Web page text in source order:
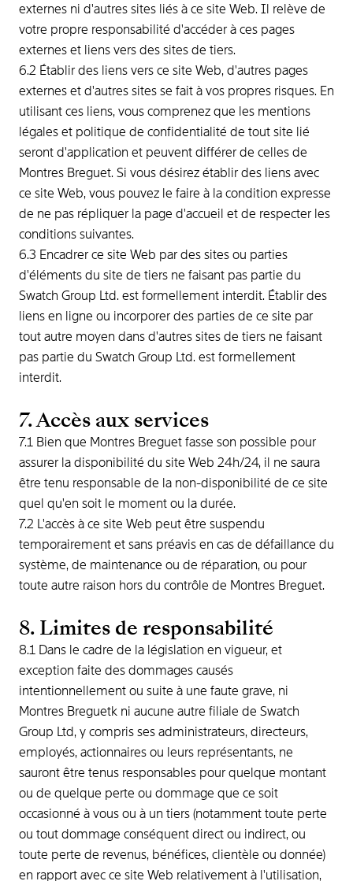
externes ni d'autres sites liés à ce site Web. Il relève de
votre propre responsabilité d'accéder à ces pages
externes et liens vers des sites de tiers.
6.2 Établir des liens vers ce site Web, d'autres pages
externes et d'autres sites se fait à vos propres risques. En
utilisant ces liens, vous comprenez que les mentions
légales et politique de confidentialité de tout site lié
seront d'application et peuvent différer de celles de
Montres Breguet. Si vous désirez établir des liens avec
ce site Web, vous pouvez le faire à la condition expresse
de ne pas répliquer la page d'accueil et de respecter les
conditions suivantes.
6.3 Encadrer ce site Web par des sites ou parties
d'éléments du site de tiers ne faisant pas partie du
Swatch Group Ltd. est formellement interdit. Établir des
liens en ligne ou incorporer des parties de ce site par
tout autre moyen dans d'autres sites de tiers ne faisant
pas partie du Swatch Group Ltd. est formellement
interdit.
7. Accès aux services
7.1 Bien que Montres Breguet fasse son possible pour
assurer la disponibilité du site Web 24h/24, il ne saura
être tenu responsable de la non-disponibilité de ce site
quel qu'en soit le moment ou la durée.
7.2 L'accès à ce site Web peut être suspendu
temporairement et sans préavis en cas de défaillance du
système, de maintenance ou de réparation, ou pour
toute autre raison hors du contrôle de Montres Breguet.
8. Limites de responsabilité
8.1 Dans le cadre de la législation en vigueur, et
exception faite des dommages causés
intentionnellement ou suite à une faute grave, ni
Montres Breguetk ni aucune autre filiale de Swatch
Group Ltd, y compris ses administrateurs, directeurs,
employés, actionnaires ou leurs représentants, ne
sauront être tenus responsables pour quelque montant
ou de quelque perte ou dommage que ce soit
occasionné à vous ou à un tiers (notamment toute perte
ou tout dommage conséquent direct ou indirect, ou
toute perte de revenus, bénéfices, clientèle ou donnée)
en rapport avec ce site Web relativement à l'utilisation,